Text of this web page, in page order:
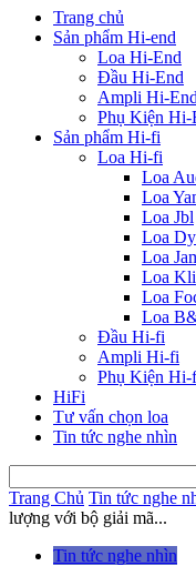
Trang chủ
Sản phẩm Hi-end
Loa Hi-End
Đầu Hi-End
Ampli Hi-End
Phụ Kiện Hi-
Sản phẩm Hi-fi
Loa Hi-fi
Loa
Loa
Loa Jbl
Loa
Loa
Loa
Loa
Loa
Đầu Hi-fi
Ampli Hi-fi
Phụ Kiện Hi-
HiFi
Tư vấn chọn loa
Tin tức nghe nhìn
Trang Chủ Tin tức nghe
lượng với bộ giải mã...
Tin tức nghe nhìn